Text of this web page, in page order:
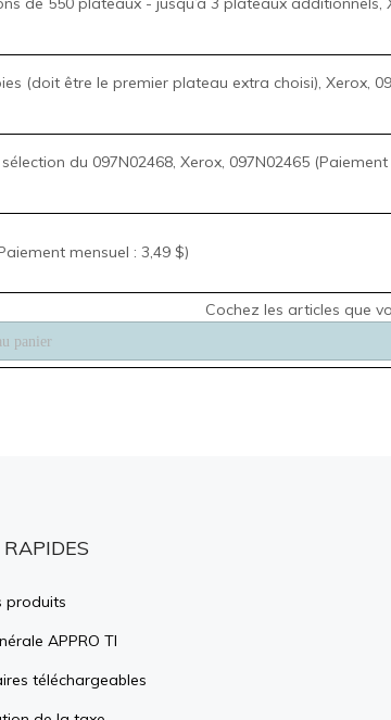
(doit être le premier plateau extra choisi), Xerox,
du 097N02468, Xerox, 097N02465 (Paiement
mensuel : 3,49 $)
Cochez les articles que
APPRO TI